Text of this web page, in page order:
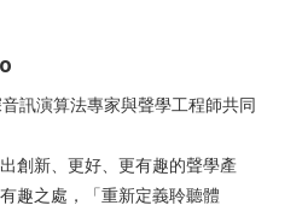
訊演算法專家與聲學工程師共同
創新、更好、更有趣的聲學產
趣之處，「重新定義聆聽體